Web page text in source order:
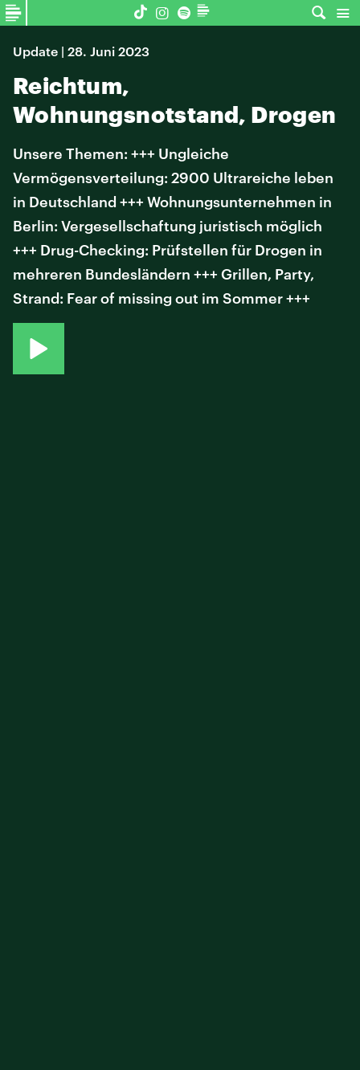
Update | 28. Juni 2023
Reichtum,
Wohnungsnotstand, Drogen
Unsere Themen: +++ Ungleiche
Vermögensverteilung: 2900 Ultrareiche leben
in Deutschland +++ Wohnungsunternehmen in
Berlin: Vergesellschaftung juristisch möglich
+++ Drug-Checking: Prüfstellen für Drogen in
mehreren Bundesländern +++ Grillen, Party,
Strand: Fear of missing out im Sommer +++